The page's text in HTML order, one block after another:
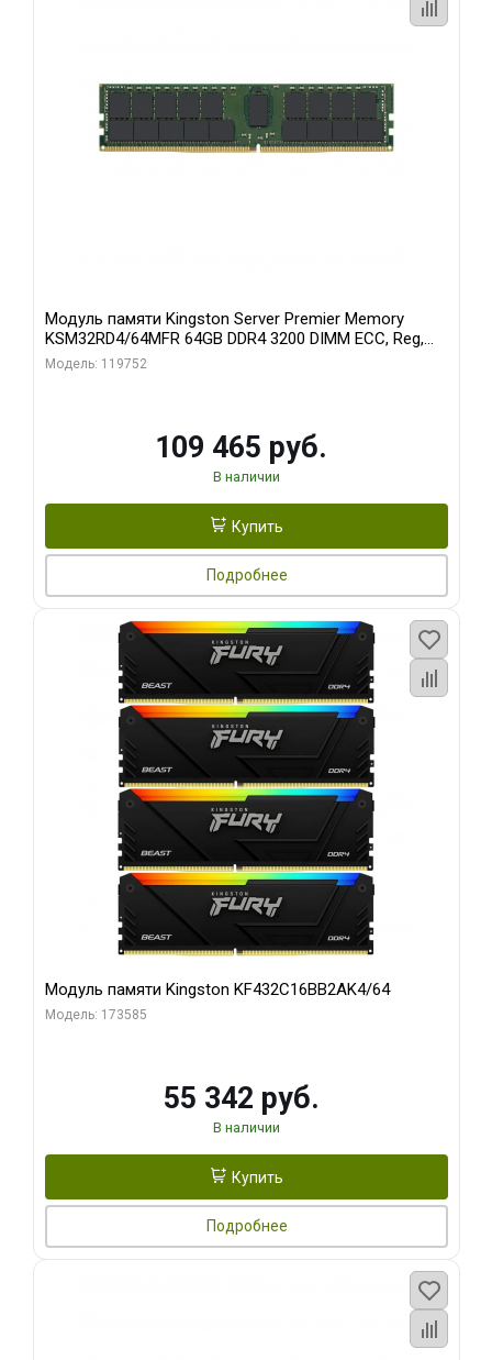
Модуль памяти Kingston Server Premier Memory
KSM32RD4/64MFR 64GB DDR4 3200 DIMM ECC, Reg,
CL22, 1.2V
Модель: 119752
109 465 руб.
В наличии
Купить
Подробнее
Модуль памяти Kingston KF432C16BB2AK4/64
Модель: 173585
55 342 руб.
В наличии
Купить
Подробнее